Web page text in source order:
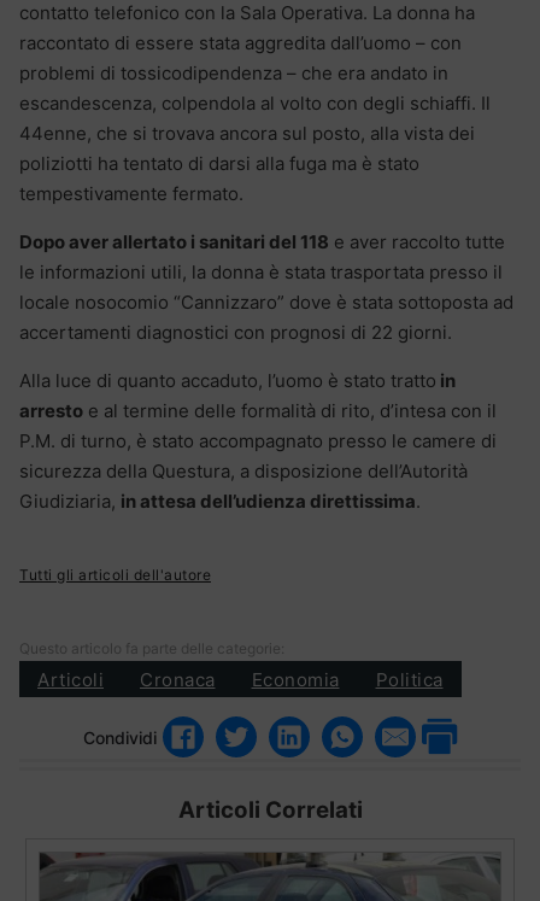
contatto telefonico con la Sala Operativa. La donna ha
raccontato di essere stata aggredita dall’uomo – con
problemi di tossicodipendenza – che era andato in
escandescenza, colpendola al volto con degli schiaffi. Il
44enne, che si trovava ancora sul posto, alla vista dei
poliziotti ha tentato di darsi alla fuga ma è stato
tempestivamente fermato.
Dopo aver allertato i sanitari del 118 e aver raccolto tutte
le informazioni utili, la donna è stata trasportata presso il
locale nosocomio “Cannizzaro” dove è stata sottoposta ad
accertamenti diagnostici con prognosi di 22 giorni.
Alla luce di quanto accaduto, l’uomo è stato tratto in
arresto e al termine delle formalità di rito, d’intesa con il
P.M. di turno, è stato accompagnato presso le camere di
sicurezza della Questura, a disposizione dell’Autorità
Giudiziaria, in attesa dell’udienza direttissima.
Tutti gli articoli dell'autore
Questo articolo fa parte delle categorie:
Articoli Cronaca Economia Politica
Condividi
Articoli Correlati